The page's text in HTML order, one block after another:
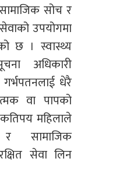
सोच र
उपयोगमा
छ । स्वास्थ्य
अधिकारी
गर्भपतनलाई धेरै
वा पापको
महिलाले
सामाजिक
सेवा लिन